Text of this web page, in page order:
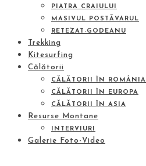
PIATRA CRAIULUI
MASIVUL POSTĂVARUL
RETEZAT-GODEANU
Trekking
Kitesurfing
Călătorii
CĂLĂTORII ÎN ROMÂNIA
CĂLĂTORII ÎN EUROPA
CĂLĂTORII ÎN ASIA
Resurse Montane
INTERVIURI
Galerie Foto-Video